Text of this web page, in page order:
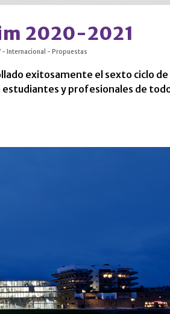
2020-2021
- Internacional - Propuestas
exitosamente el sexto ciclo de
y profesionales de